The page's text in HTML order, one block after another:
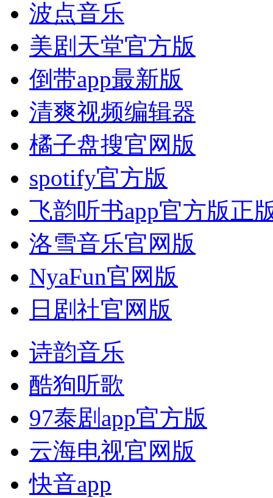
波点音乐
美剧天堂官方版
倒带app最新版
清爽视频编辑器
橘子盘搜官网版
spotify官方版
飞韵听书app官方版正
洛雪音乐官网版
NyaFun官网版
日剧社官网版
诗韵音乐
酷狗听歌
97泰剧app官方版
云海电视官网版
快音app